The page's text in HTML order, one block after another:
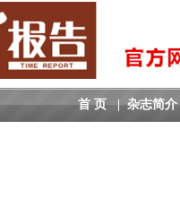
首 页|杂志简介